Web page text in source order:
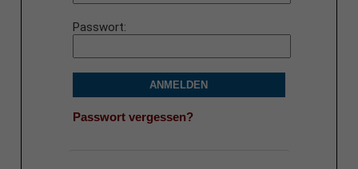
Passwort
ANMELDEN
Passwort vergessen?